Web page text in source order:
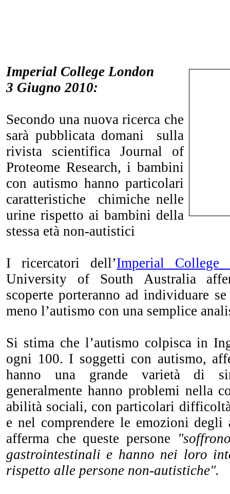
Imperial College London
3 Giugno 2010:
Secondo una nuova ricerca che
sarà pubblicata domani sulla
rivista scientifica Journal of
Proteome Research, i bambini
con autismo hanno particolari
caratteristiche chimiche nelle
urine rispetto ai bambini della
stessa età non-autistici
I ricercatori dell’Imperial
University of South Australia
scoperte porteranno ad individuare
meno l’autismo con una semplice
Si stima che l’autismo colpisca in
ogni 100. I soggetti con autismo,
hanno una grande varietà di
generalmente hanno problemi nella
abilità sociali, con particolari
e nel comprendere le emozioni
afferma che queste persone
gastrointestinali e hanno nei loro
rispetto alle persone non-autistiche".